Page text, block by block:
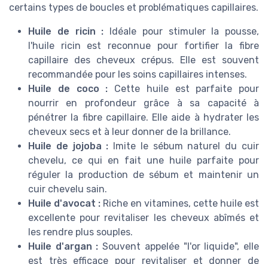
certains types de boucles et problématiques capillaires.
Huile de ricin : Idéale pour stimuler la pousse,
l'huile ricin est reconnue pour fortifier la fibre
capillaire des cheveux crépus. Elle est souvent
recommandée pour les soins capillaires intenses.
Huile de coco : Cette huile est parfaite pour
nourrir en profondeur grâce à sa capacité à
pénétrer la fibre capillaire. Elle aide à hydrater les
cheveux secs et à leur donner de la brillance.
Huile de jojoba : Imite le sébum naturel du cuir
chevelu, ce qui en fait une huile parfaite pour
réguler la production de sébum et maintenir un
cuir chevelu sain.
Huile d'avocat : Riche en vitamines, cette huile est
excellente pour revitaliser les cheveux abîmés et
les rendre plus souples.
Huile d'argan : Souvent appelée "l'or liquide", elle
est très efficace pour revitaliser et donner de